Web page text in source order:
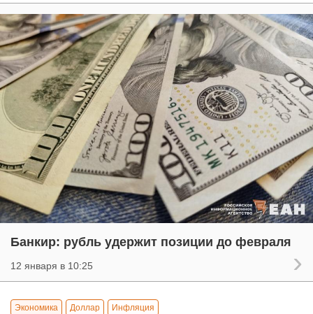
Банкир: рубль удержит позиции до февраля
12 января в 10:25
Экономика Доллар Инфляция